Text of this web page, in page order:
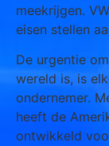
meekrijgen.
eisen stellen
De urgentie
wereld is, is
ondernemer.
heeft de
ontwikkeld